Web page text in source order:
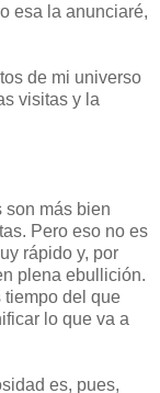
esa la anunciaré,
de mi universo
visitas y la
son más bien
Pero eso no es
rápido y, por
plena ebullición.
tiempo del que
lo que va a
es, pues,